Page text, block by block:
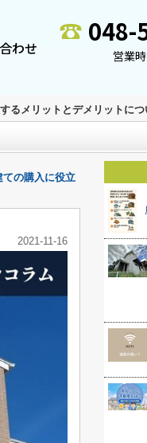
わせ
048-
営業
るメリットとデメリットにつ
ての購入に役立
2021-11-16